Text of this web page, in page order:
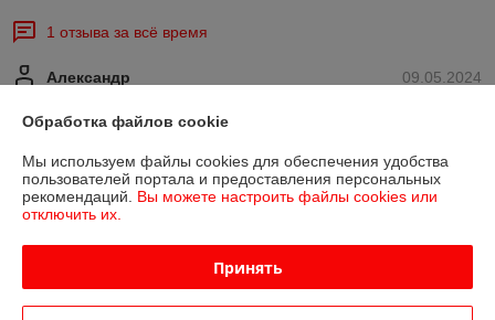
1 отзыва за всё время
09.05.2024
Александр
Показать все отзывы
Обработка файлов cookie
Мы используем файлы cookies для обеспечения удобства
пользователей портала и предоставления персональных
рекомендаций. Вы можете настроить файлы cookies или
отключить их.
Принять